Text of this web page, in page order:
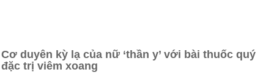
Cơ duyên kỳ lạ của nữ ‘thần y’ với bài thuốc quý
đặc trị viêm xoang